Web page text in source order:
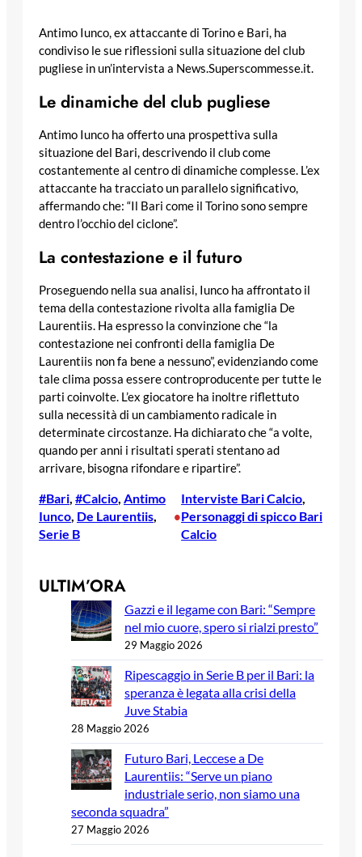
Antimo Iunco, ex attaccante di Torino e Bari, ha
condiviso le sue riflessioni sulla situazione del club
pugliese in un’intervista a News.Superscommesse.it.
Le dinamiche del club pugliese
Antimo Iunco ha offerto una prospettiva sulla
situazione del Bari, descrivendo il club come
costantemente al centro di dinamiche complesse. L’ex
attaccante ha tracciato un parallelo significativo,
affermando che: “Il Bari come il Torino sono sempre
dentro l’occhio del ciclone”.
La contestazione e il futuro
Proseguendo nella sua analisi, Iunco ha affrontato il
tema della contestazione rivolta alla famiglia De
Laurentiis. Ha espresso la convinzione che “la
contestazione nei confronti della famiglia De
Laurentiis non fa bene a nessuno”, evidenziando come
tale clima possa essere controproducente per tutte le
parti coinvolte. L’ex giocatore ha inoltre riflettuto
sulla necessità di un cambiamento radicale in
determinate circostanze. Ha dichiarato che “a volte,
quando per anni i risultati sperati stentano ad
arrivare, bisogna rifondare e ripartire”.
#Bari #Calcio Antimo
Iunco De Laurentiis
Serie B
•
Interviste Bari Calcio
Personaggi di spicco Bari
Calcio
ULTIM’ORA
Gazzi e il legame con Bari: “Sempre
nel mio cuore, spero si rialzi presto”
29 Maggio 2026
Ripescaggio in Serie B per il Bari: la
speranza è legata alla crisi della
Juve Stabia
28 Maggio 2026
Futuro Bari, Leccese a De
Laurentiis: “Serve un piano
industriale serio, non siamo una
seconda squadra”
27 Maggio 2026